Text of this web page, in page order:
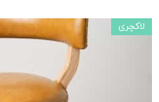
لاکچری